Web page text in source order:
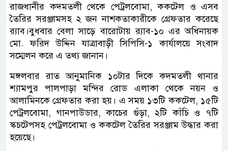
রাজধানীর কদমতলী থেকে পেট্রলবোমা, ককটেল ও এসব
তৈরির সরঞ্জামসহ ২ জন নাশকতাকারীকে গ্রেফতার করেছে
র‌্যাব।বুধবার বেলা সাড়ে বারোটায় র‌্যাব-১০ এর অধিনায়ক
মো. ফরিদ উদ্দিন যাত্রাবাড়ী সিপিসি-১ কার্যালয়ে সংবাদ
সম্মেলন করে এ তথ্য জানান।
মঙ্গলবার রাত আনুমানিক ১০টার দিকে কদমতলী থানার
শ্যামপুর পালপাড়া মন্দির রোড এলাকা থেকে নয়ন ও
আলামিনকে গ্রেফতার করা হয়। এ সময় ১৩টি ককটেল, ১৫টি
পেট্রলবোমা, গানপাউডার, কাচের গুঁড়া, ২টি কাঁচি ও ৭টি
স্কচটেপসহ পেট্রলবোমা ও ককটেল তৈরির সরঞ্জাম উদ্ধার করা
হয়েছে।